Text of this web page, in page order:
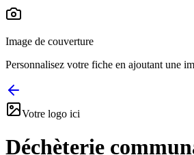
Image de couverture
Personnalisez votre fiche en ajoutant une
Votre logo ici
Déchèterie